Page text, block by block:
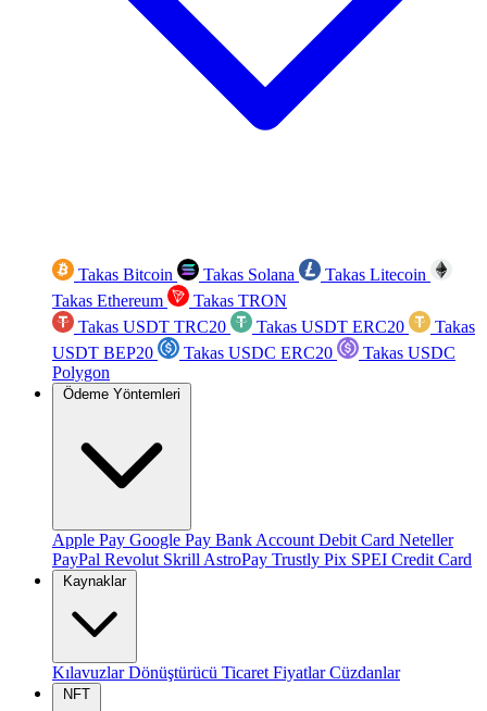
Takas Bitcoin Takas Solana
Takas Litecoin
Takas Ethereum
Takas TRON
Takas USDT TRC20
Takas USDT ERC20
Takas
USDT BEP20
Takas USDC ERC20
Takas USDC
Polygon
Ödeme Yöntemleri
Apple Pay Google Pay Bank Account Debit Card Neteller
PayPal Revolut Skrill AstroPay Trustly Pix SPEI Credit Card
Kaynaklar
KılavuzlarDönüştürücü Ticaret FiyatlarCüzdanlar
NFT